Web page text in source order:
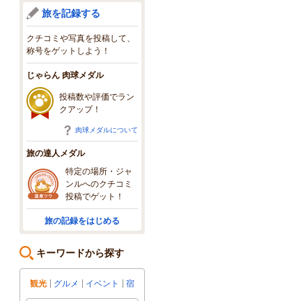
外浦綺麗な海だった！！
旅を記録する
クチコミや写真を投稿して、
称号をゲットしよう！
じゃらん 肉球メダル
投稿数や評価でラン
クアップ！
肉球メダルについて
旅の達人メダル
特定の場所・ジャ
ンルへのクチコミ
投稿でゲット！
旅の記録をはじめる
キーワードから探す
観光 グルメ イベント 宿